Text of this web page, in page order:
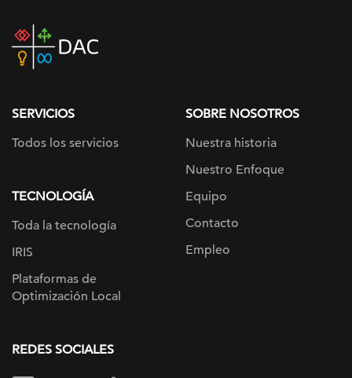
home
SERVICIOS
Todos los servicios
TECNOLOGÍA
Toda la tecnología
IRIS
Plataformas de
Optimización Local
SOBRE NOSOTROS
Nuestra historia
Nuestro Enfoque
Equipo
Contacto
Empleo
REDES SOCIALES